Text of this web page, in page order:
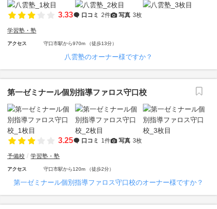
3.33 口コミ 2件 写真 3枚
学習塾・塾
アクセス 守口市駅から970m （徒歩13分）
八雲塾のオーナー様ですか？
第一ゼミナール個別指導ファロス守口校
3.25 口コミ 1件 写真 3枚
予備校 学習塾・塾
アクセス 守口市駅から120m （徒歩2分）
第一ゼミナール個別指導ファロス守口校のオーナー様ですか？